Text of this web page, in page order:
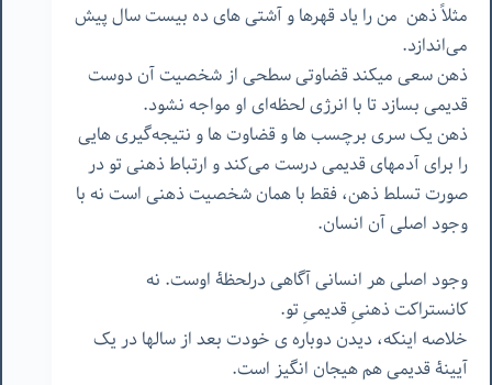
مثلاً ذهن من را یاد قهرها و آشتی های ده بیست سال پیش
می‌اندازد.
ذهن سعی میکند قضاوتی سطحی از شخصیت آن دوست
قدیمی بسازد تا با انرژی لحظه‌ای او مواجه نشود.
ذهن یک سری برچسب ها و قضاوت ها و نتیجه‌گیری هایی
را برای آدمهای قدیمی درست می‌کند و ارتباط ذهنی تو در
صورت تسلط ذهن، فقط با همان شخصیت ذهنی است نه با
وجود اصلی آن انسان.
وجود اصلی هر انسانی آگاهی درلحظۀ اوست. نه
کانستراکت ذهنیِ قدیمیِ تو.
خلاصه اینکه، دیدن دوباره ی خودت بعد از سالها در یک
آیینۀ قدیمی هم هیجان انگیز است.